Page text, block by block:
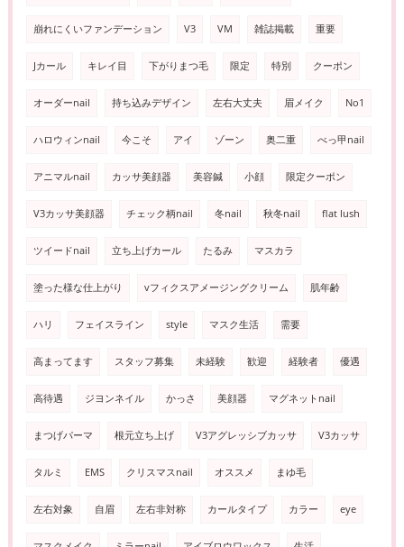
崩れにくいファンデーション V3 VM 雑誌掲載 重要
Jカール キレイ目 下がりまつ毛 限定 特別 クーポン
オーダーnail 持ち込みデザイン 左右大丈夫 眉メイク No1
ハロウィンnail 今こそ アイ ゾーン 奥二重 べっ甲nail
アニマルnail カッサ美顔器 美容鍼 小顔 限定クーポン
V3カッサ美顔器 チェック柄nail 冬nail 秋冬nail flat lush
ツイードnail 立ち上げカール たるみ マスカラ
塗った様な仕上がり vフィクスアメージングクリーム 肌年齢
ハリ フェイスライン style マスク生活 需要
高まってます スタッフ募集 未経験 歓迎 経験者 優遇
高待遇 ジヨンネイル かっさ 美顔器 マグネットnail
まつげパーマ 根元立ち上げ V3アグレッシブカッサ V3カッサ
タルミ EMS クリスマスnail オススメ まゆ毛
左右対象 自眉 左右非対称 カールタイプ カラー eye